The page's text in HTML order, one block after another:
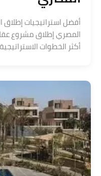
أفضل استراتيجيات
المصري إطلاق مشروع
أكثر الخطوات